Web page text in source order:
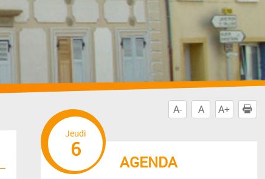
A- A A+
AGENDA
Jeudi
6